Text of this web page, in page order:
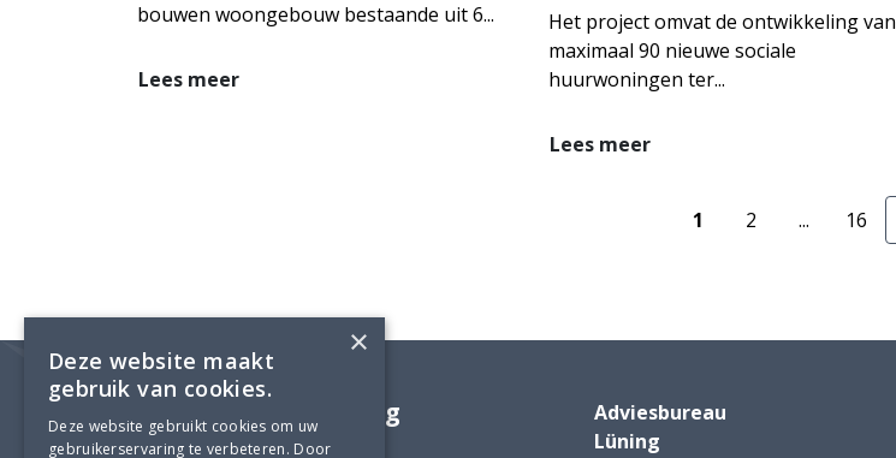
bouwen woongebouw bestaande uit 6...
Lees meer
Het project omvat de ontwikkeling van
maximaal 90 nieuwe sociale
huurwoningen ter...
Lees meer
1 2 ... 16
Adviesbureau Lüning
Adviesbureau
Lüning
×
Deze website maakt
gebruik van cookies.
Deze website gebruikt cookies om uw
gebruikerservaring te verbeteren. Door